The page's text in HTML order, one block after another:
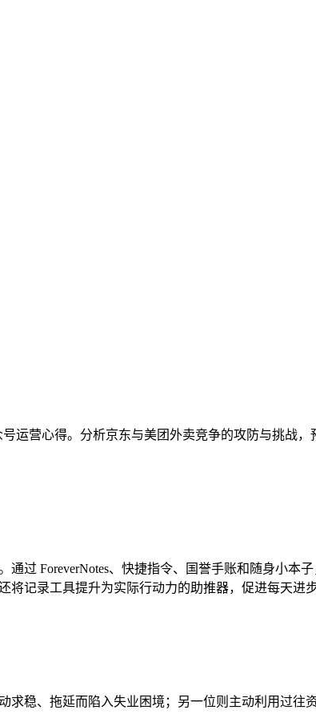
运营心得。分析京东与美团外卖竞争的攻防与挑战
过 ForeverNotes、快捷指令、国誉手账和随身小本
记录工具提升为实际行动力的助推器，促进每天进步
稳、拖延而陷入失业困境；另一位则主动利用过往